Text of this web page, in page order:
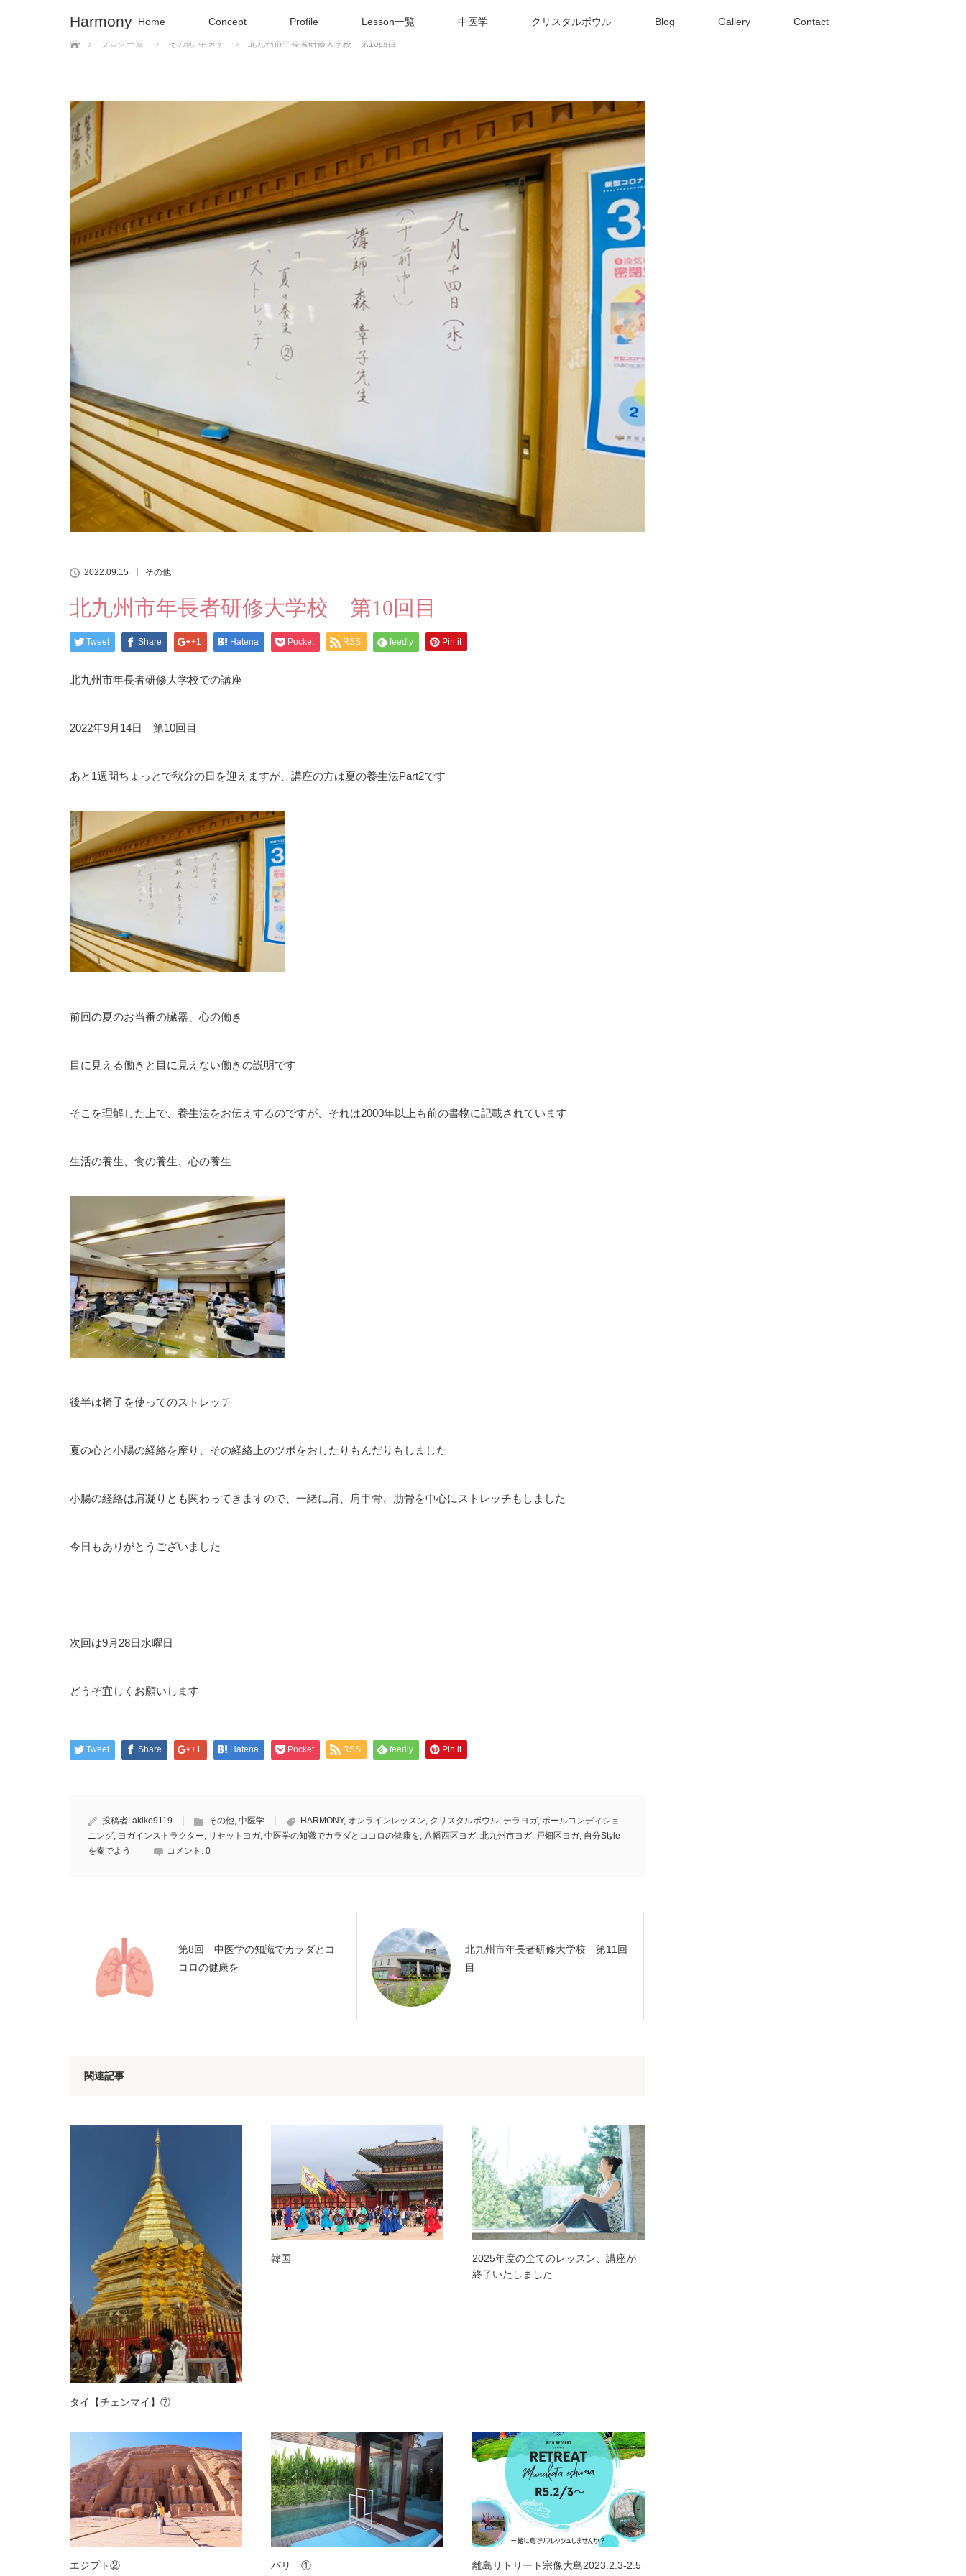
Harmony Home Concept Profile Lesson一覧 中医学 クリスタルボウル Blog Gallery Contact
ホーム
ブログ一覧
その他, 中医学 北九州市年長者研修大学校 第10回目
2022.09.15 その他
北九州市年長者研修大学校 第10回目
Tweet Share +1 Hatena Pocket RSS feedly Pin it
北九州市年長者研修大学校での講座
2022年9月14日 第10回目
あと1週間ちょっとで秋分の日を迎えますが、講座の方は夏の養生法Part2です
前回の夏のお当番の臓器、心の働き
目に見える働きと目に見えない働きの説明です
そこを理解した上で、養生法をお伝えするのですが、それは2000年以上も前の書物に記載されています
生活の養生、食の養生、心の養生
後半は椅子を使ってのストレッチ
夏の心と小腸の経絡を摩り、その経絡上のツボをおしたりもんだりもしました
小腸の経絡は肩凝りとも関わってきますので、一緒に肩、肩甲骨、肋骨を中心にストレッチもしました
今日もありがとうございました
次回は9月28日水曜日
どうぞ宜しくお願いします
Tweet Share +1 Hatena Pocket RSS feedly Pin it
投稿者: akiko9119 その他, 中医学 HARMONY, オンラインレッスン, クリスタルボウル, テラヨガ, ポールコンディショ
ニング, ヨガインストラクター, リセットヨガ, 中医学の知識でカラダとココロの健康を, 八幡西区ヨガ, 北九州市ヨガ, 戸畑区ヨガ, 自分Style
を奏でよう
コメント: 0
第8回 中医学の知識でカラダとコ
コロの健康を
北九州市年長者研修大学校 第11回
目
関連記事
タイ【チェンマイ】⑦
韓国
2025年度の全てのレッスン、講座が
終了いたしました
エジプト② バリ ① 離島リトリート宗像大島2023.2.3-2.5